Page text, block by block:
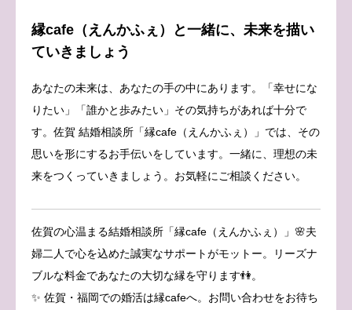
縁cafe（えんかふぇ）と一緒に、未来を描い
ていきましょう
あなたの未来は、あなたの手の中にあります。「幸せにな
りたい」「誰かと歩みたい」その気持ちがあれば十分で
す。佐賀 結婚相談所「縁cafe（えんかふぇ）」では、その
思いを形にするお手伝いをしています。一緒に、理想の未
来をつくっていきましょう。お気軽にご相談ください。
佐賀の心温まる結婚相談所「縁cafe（えんかふぇ）」🌸夫
婦二人で心を込めた誠実なサポートがモットー。リーズナ
ブルな料金であなたの大切な縁を守ります👫。
✨ 佐賀・福岡での婚活は縁cafeへ。お問い合わせをお待ち